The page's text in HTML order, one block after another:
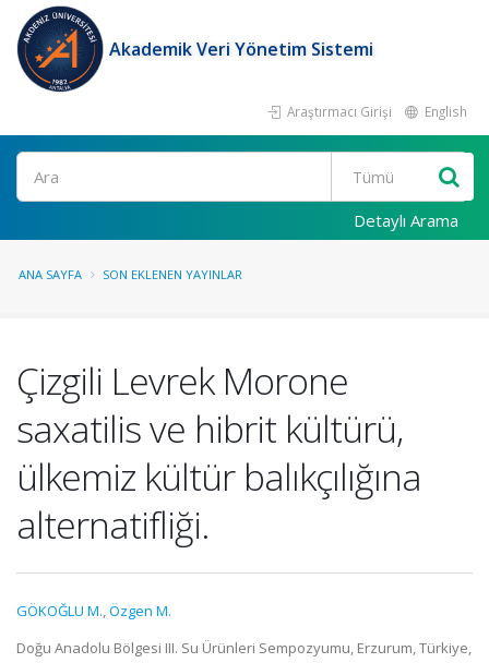
Akademik Veri Yönetim Sistemi
Araştırmacı Girişi English
Ara
Detaylı Arama
ANA SAYFA SON EKLENEN YAYINLAR
Çizgili Levrek Morone
saxatilis ve hibrit kültürü,
ülkemiz kültür balıkçılığına
alternatifliği.
GÖKOĞLU M.,Özgen M.
Doğu Anadolu Bölgesi III. Su Ürünleri Sempozyumu, Erzurum, Türkiye,